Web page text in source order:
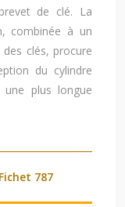
de clé. La
combinée à un
clés, procure
du cylindre
plus longue
Fichet 787